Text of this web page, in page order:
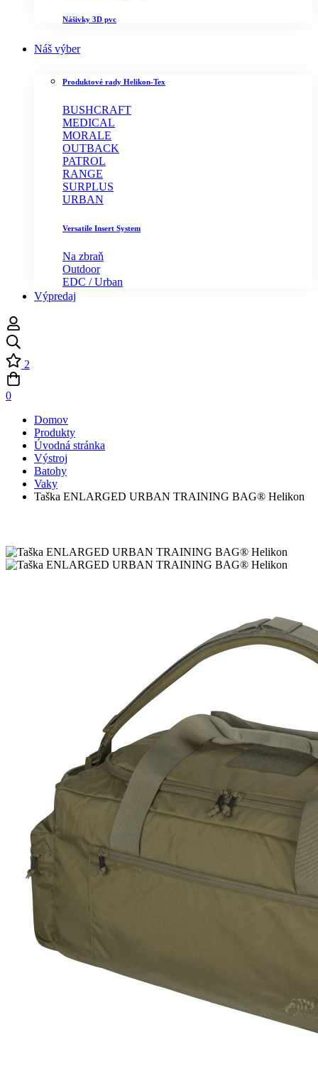
Nášivky 3D pvc
Náš výber
Produktové rady Helikon-Tex
BUSHCRAFT
MEDICAL
MORALE
OUTBACK
PATROL
RANGE
SURPLUS
URBAN
Versatile Insert System
Na zbraň
Outdoor
EDC / Urban
Výpredaj
2
0
Domov
Produkty
Úvodná stránka
Výstroj
Batohy
Vaky
Taška ENLARGED URBAN TRAINING BAG® Helikon